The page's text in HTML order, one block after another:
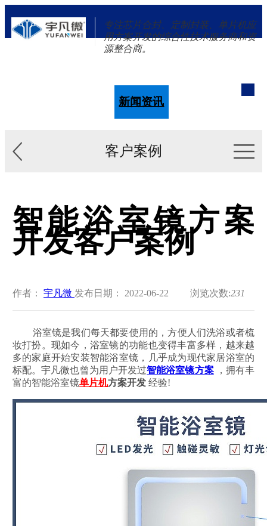
专注芯片合封、定制封装、单片机应
用方案开发的综合性技术服务商和资
源整合商。
新闻资讯
客户案例
智能浴室镜方案
开发客户案例
作者： 宇凡微 发布日期： 2022-06-22 浏览次数:231
浴室镜是我们每天都要使用的，方便人们洗浴或者梳
妆打扮。现如今，浴室镜的功能也变得丰富多样，越来越
多的家庭开始安装智能浴室镜，几乎成为现代家居浴室的
标配。宇凡微也曾为用户开发过智能浴室镜方案
，拥有丰
富的智能浴室镜单片机方案开发 经验!